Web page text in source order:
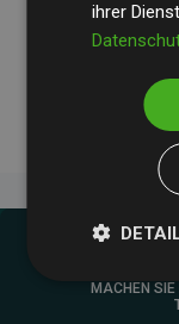
geschätzten
Websites
messbare
MACHEN
ihrer